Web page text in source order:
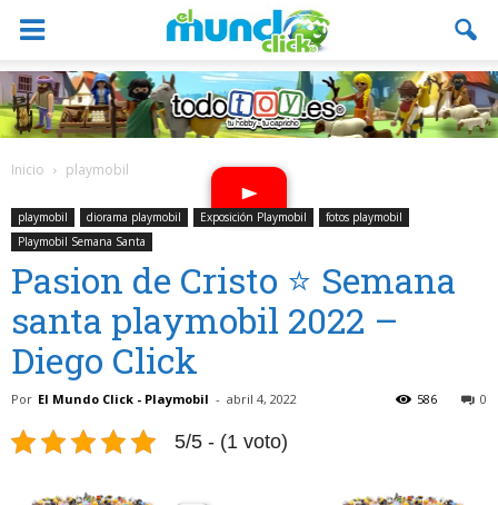
Inicio playmobil
playmobil diorama playmobil Exposición Playmobil
fotos playmobil
Playmobil Semana Santa
Pasion de Cristo ⭐ Semana
santa playmobil 2022 –
Diego Click
Por El Mundo Click - Playmobil - abril 4, 2022 0
586
5/5 - (1 voto)